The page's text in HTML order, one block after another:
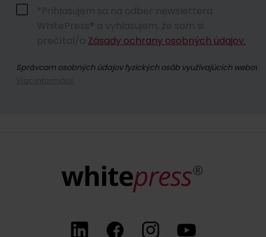
Zásady ochrany osobných údajov.
Správcom osobných údajov fyzických osôb využívajúcich